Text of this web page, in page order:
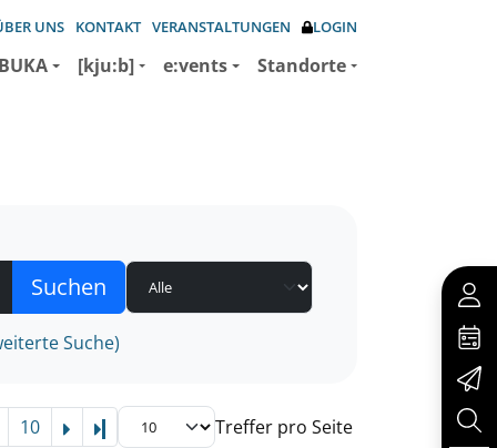
UNS KONTAKT VERANSTALTUNGEN LOGIN
[kju:b] e:vents Standorte
Suche)
10 Letzte Seite Treffer pro Seite